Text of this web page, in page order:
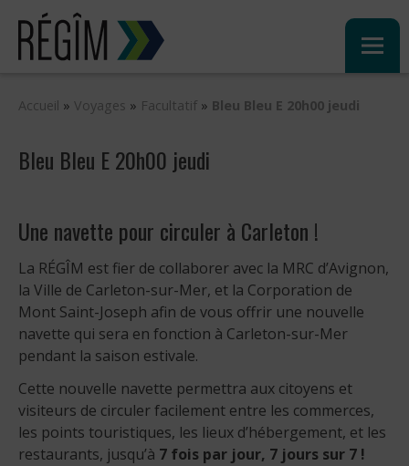
Sauter
contenu
Accueil » Voyages » Facultatif » Bleu Bleu E 20h00 jeudi
Bleu Bleu E 20h00 jeudi
Une navette pour circuler à Carleton !
La RÉGÎM est fier de collaborer avec la MRC d’Avignon,
la Ville de Carleton-sur-Mer, et la Corporation de
Mont Saint-Joseph afin de vous offrir une nouvelle
navette qui sera en fonction à Carleton-sur-Mer
pendant la saison estivale.
Cette nouvelle navette permettra aux citoyens et
visiteurs de circuler facilement entre les commerces,
les points touristiques, les lieux d’hébergement, et les
restaurants, jusqu’à 7 fois par jour, 7 jours sur 7 !